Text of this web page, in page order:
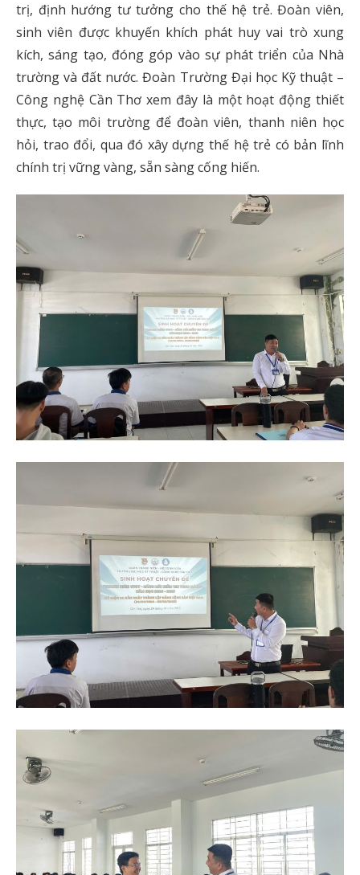
trị, định hướng tư tưởng cho thế hệ trẻ. Đoàn viên,
sinh viên được khuyến khích phát huy vai trò xung
kích, sáng tạo, đóng góp vào sự phát triển của Nhà
trường và đất nước.Đoàn Trường Đại học Kỹ thuật –
Công nghệ Cần Thơ xem đây là một hoạt động thiết
thực, tạo môi trường để đoàn viên, thanh niên học
hỏi, trao đổi, qua đó xây dựng thế hệ trẻ có bản lĩnh
chính trị vững vàng, sẵn sàng cống hiến.